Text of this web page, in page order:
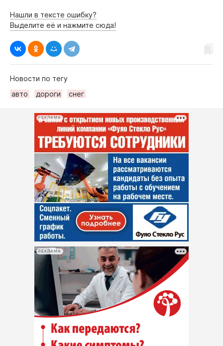
Нашли в тексте ошибку?
Выделите её и нажмите сюда!
Новости по тегу
авто
дороги снег
РЕКЛАМА
РЕКЛАМА